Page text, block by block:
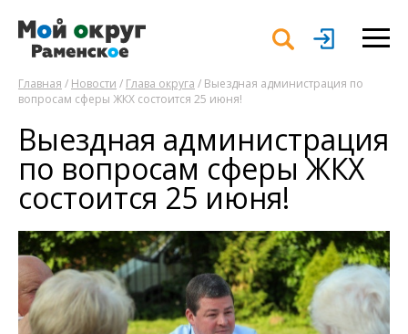
Главная / Новости / Глава округа / Выездная администрация по
вопросам сферы ЖКХ состоится 25 июня!
Выездная администрация
по вопросам сферы ЖКХ
состоится 25 июня!